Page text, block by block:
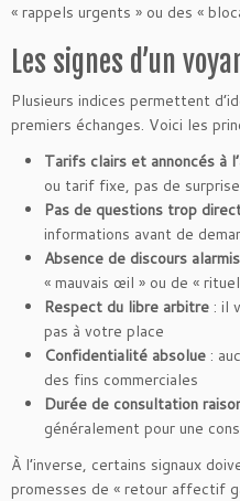
« rappels urgents » ou des «
Les signes d’un
Plusieurs indices permettent
premiers échanges. Voici les
Tarifs clairs et annoncés à
ou tarif fixe, pas de
Pas de questions trop
informations avant de
Absence de discours
« mauvais œil » ou de «
Respect du libre arbitre : il
pas à votre place
Confidentialité absolue :
des fins commerciales
Durée de consultation
généralement pour une
À l’inverse, certains signaux
promesses de « retour affectif